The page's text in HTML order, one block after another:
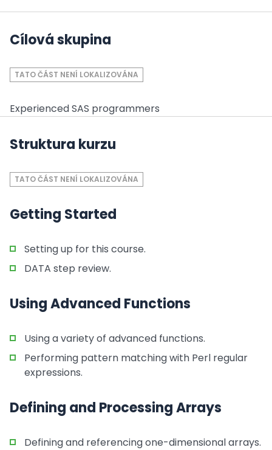
Cílová skupina
TATO ČÁST NENÍ LOKALIZOVÁNA
Experienced SAS programmers
Struktura kurzu
TATO ČÁST NENÍ LOKALIZOVÁNA
Getting Started
Setting up for this course.
DATA step review.
Using Advanced Functions
Using a variety of advanced functions.
Performing pattern matching with Perl regular
expressions.
Defining and Processing Arrays
Defining and referencing one-dimensional arrays.